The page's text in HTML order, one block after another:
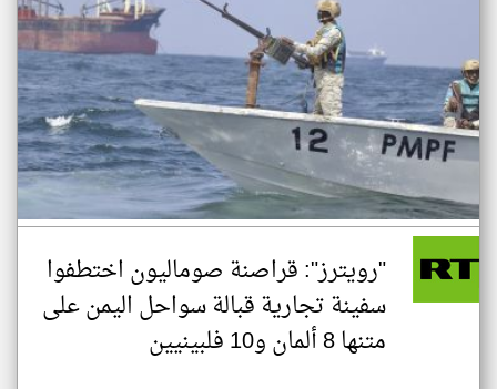
"رويترز": قراصنة صوماليون اختطفوا
سفينة تجارية قبالة سواحل اليمن على
متنها 8 ألمان و10 فلبينيين